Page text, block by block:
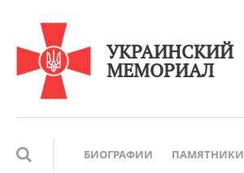
УКРАИНСКИЙ
МЕМОРИАЛ
БИОГРАФИИ ПАМЯТНИКИ